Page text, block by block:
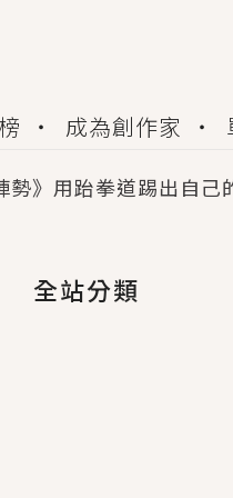
成為創作家
勢》用跆拳道踢出自己
創作首選！有機會獲
你提的，二婚嫁大佬
疊世界》炎熱的夏日
命！特殊費洛蒙體質
陽鬼店》上班族買了
每個人心中都有一個
全站分類